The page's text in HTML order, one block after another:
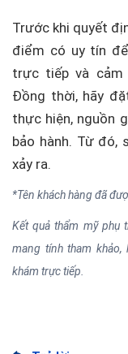
Trước khi quyết
điểm có uy tín
trực tiếp và cảm
Đồng thời, hãy
thực hiện, nguồn
bảo hành. Từ đó,
xảy ra.
*Tên khách hàng đã
Kết quả thẩm mỹ phụ
mang tính tham khảo,
khám trực tiếp.